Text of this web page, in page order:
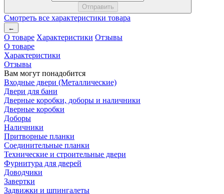
Смотреть все характеристики товара
←
О товаре Характеристики Отзывы
О товаре
Характеристики
Отзывы
Вам могут понадобится
Входные двери (Металлические)
Двери для бани
Дверные коробки, доборы и наличники
Дверные коробки
Доборы
Наличники
Притворные планки
Соединительные планки
Технические и строительные двери
Фурнитура для дверей
Доводчики
Завертки
Задвижки и шпингалеты